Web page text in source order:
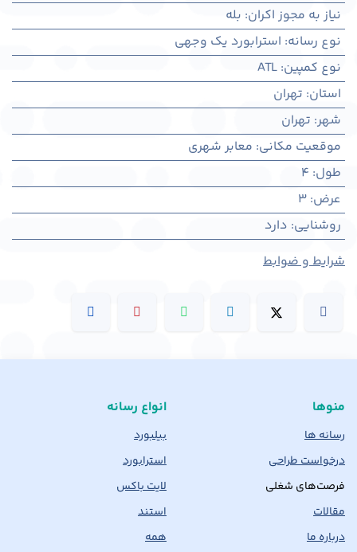
نیاز به مجوز اکران: بله
نوع رسانه: استرابورد یک وجهی
نوع کمپین:
ATL
استان: تهران
شهر: تهران
موقعیت مکانی: معابر شهری
طول:
4
عرض:
3
روشنایی: دارد
شرایط و ضوابط
منوها
رسانه ها
درخواست طراحی
فرصت‌های شغلی
مقالات
درباره ما
انواع رسانه
بیلبورد
استرابورد
لایت باکس
استند
همه